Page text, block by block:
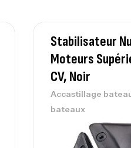
Stabilisateur
Moteurs
CV, Noir
Accastillage
bateaux